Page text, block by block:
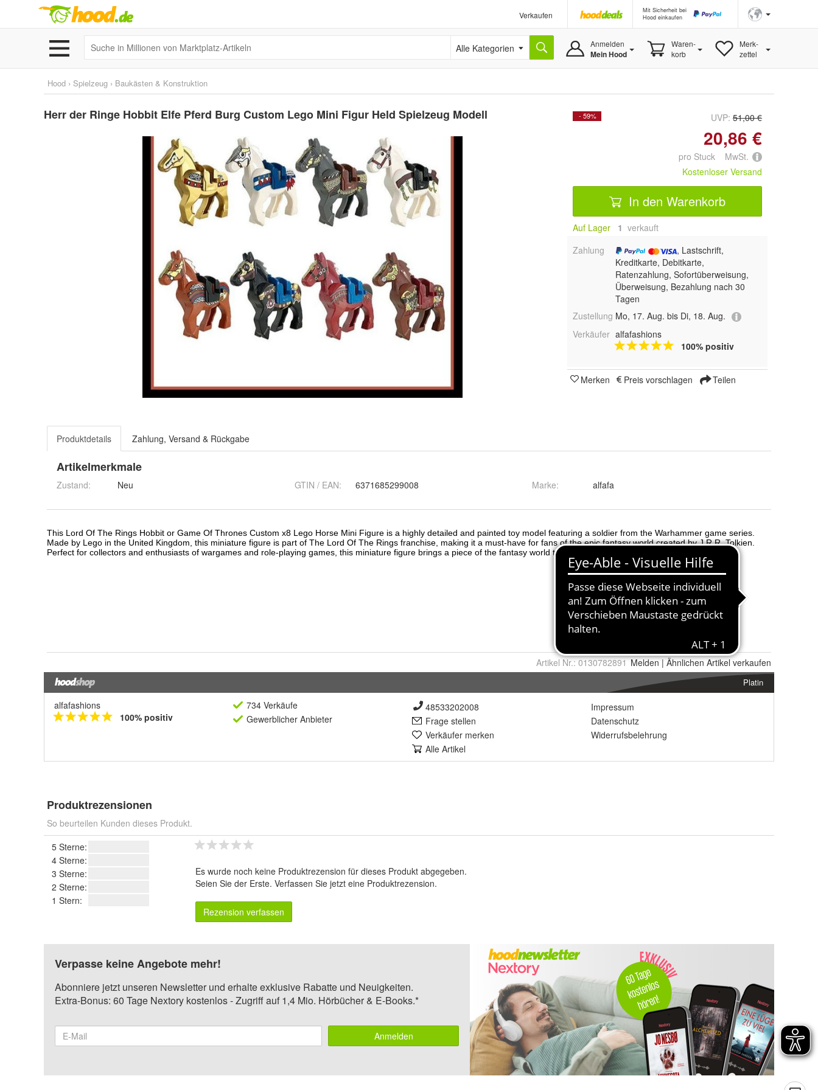
Verkaufen
Mit Sicherheit bei
Hood einkaufen
Alle Kategorien Anmelden
Mein Hood
Waren-
korb
Merk-
zettel
Hood › Spielzeug › Baukästen & Konstruktion
Herr der Ringe Hobbit Elfe Pferd Burg Custom Lego Mini Figur Held Spielzeug Modell - 59% UVP: 51,00 €
20,86 €
pro Stuck MwSt.
Kostenloser Versand
In den Warenkorb
Auf Lager 1 verkauft
Zahlung
, Lastschrift,
Kreditkarte, Debitkarte,
Ratenzahlung, Sofortüberweisung,
Überweisung, Bezahlung nach 30
Tagen
Zustellung Mo, 17. Aug. bis Di, 18. Aug.
Verkäufer alfafashions
100% positiv
Merken Preis vorschlagen Teilen
Produktdetails Zahlung, Versand & Rückgabe
Artikelmerkmale
Zustand: Neu GTIN / EAN: 6371685299008 Marke: alfafa
Artikel Nr.:0130782891 Melden|ÄhnlichenArtikel verkaufen
Platin
alfafashions
100% positiv
734 Verkäufe
Gewerblicher Anbieter
48533202008
Frage stellen
Verkäufer merken
Alle Artikel
Impressum
Datenschutz
Widerrufsbelehrung
Produktrezensionen
So beurteilen Kunden dieses Produkt.
5 Sterne:
4 Sterne:
3 Sterne:
2 Sterne:
1 Stern:
Es wurde noch keine Produktrezension für dieses Produkt abgegeben.
Seien Sie der Erste. Verfassen Sie jetzt eine Produktrezension.
Rezension verfassen
Verpasse keine Angebote mehr!
Abonniere jetzt unseren Newsletter und erhalte exklusive Rabatte und Neuigkeiten.
Extra-Bonus: 60 Tage Nextory kostenlos - Zugriff auf 1,4 Mio. Hörbücher & E-Books.*
Anmelden